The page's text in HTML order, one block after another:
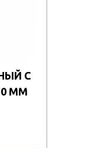
С
ММ